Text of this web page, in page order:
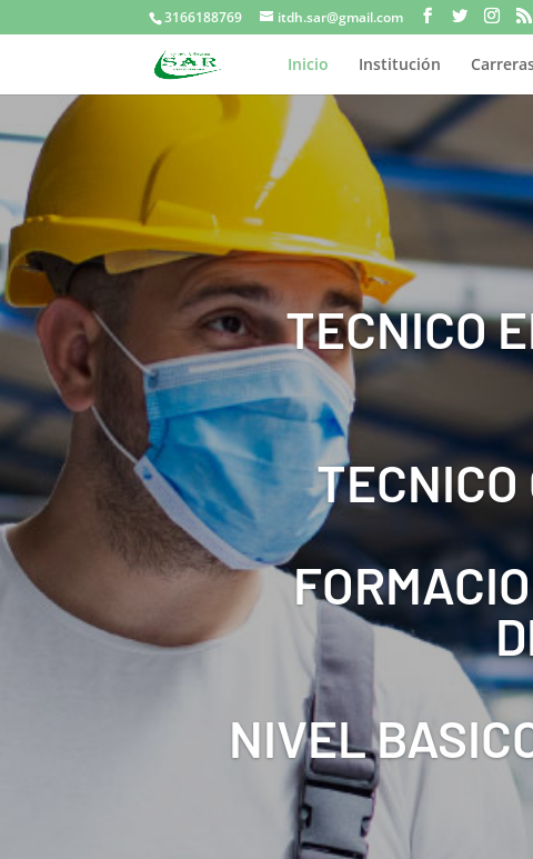
3166188769 itdh.sar@gmail.com
Inicio Institución
TECNICO
NIVEL